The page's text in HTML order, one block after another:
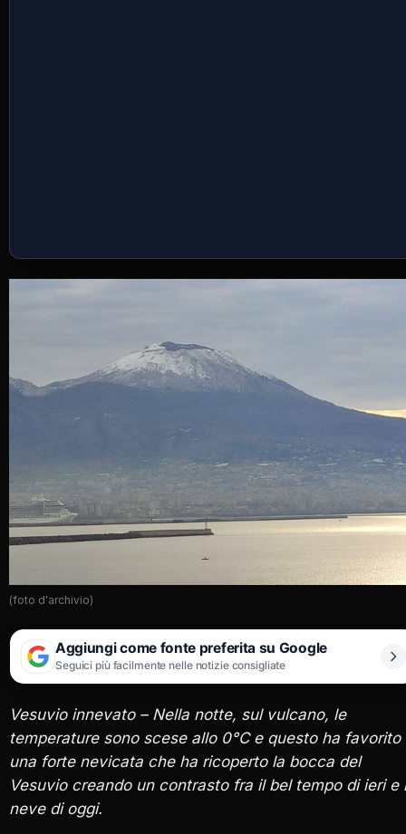
(foto d'archivio)
Aggiungi come fonte preferita su Google
Seguici più facilmente nelle notizie consigliate
Vesuvio innevato – Nella notte, sul vulcano, le
temperature sono scese allo 0°C e questo ha favorito
una forte nevicata che ha ricoperto la bocca del
Vesuvio creando un contrasto fra il bel tempo di ieri e
neve di oggi.